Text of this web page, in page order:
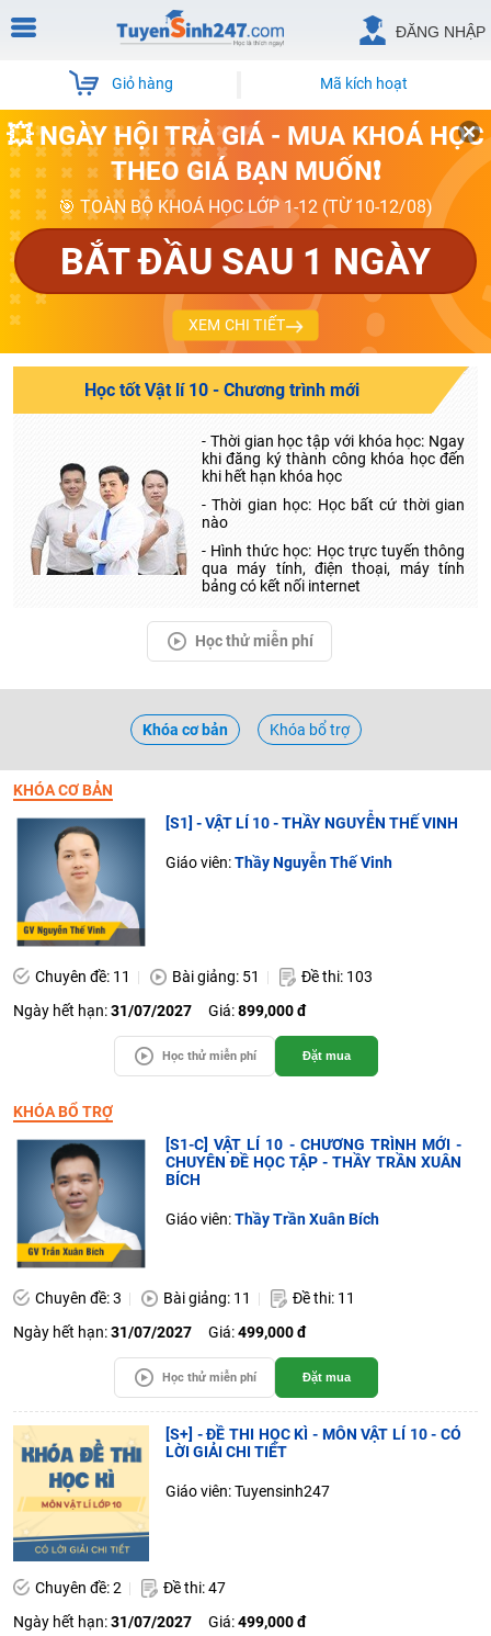
ĐĂNG NHẬP
Giỏ hàng Mã kích hoạt
💥 NGÀY HỘI TRẢ GIÁ - MUA KHOÁ HỌC
THEO GIÁ BẠN MUỐN❗
🎯 TOÀN BỘ KHOÁ HỌC LỚP 1-12 (TỪ 10-12/08)
BẮT ĐẦU SAU 1 NGÀY
XEM CHI TIẾT
Học tốt Vật lí 10 - Chương trình mới
- Thời gian học tập với khóa học: Ngay
khi đăng ký thành công khóa học đến
khi hết hạn khóa học
- Thời gian học: Học bất cứ thời gian
nào
- Hình thức học: Học trực tuyến thông
qua máy tính, điện thoại, máy tính
bảng có kết nối internet
Học thử miễn phí
Khóa cơ bản Khóa bổ trợ
KHÓA CƠ BẢN
[S1] - VẬT LÍ 10 - THẦY NGUYỄN THẾ VINH
Giáo viên:Thầy Nguyễn Thế Vinh
Chuyên đề: 11 Bài giảng: 51
Đề thi: 103
Ngày hết hạn:31/07/2027 Giá:899,000 đ
Học thử miễn phí Đặt mua
KHÓA BỔ TRỢ
[S1-C] VẬT LÍ 10 - CHƯƠNG TRÌNH MỚI -
CHUYÊN ĐỀ HỌC TẬP - THẦY TRẦN XUÂN
BÍCH
Giáo viên:Thầy Trần Xuân Bích
Chuyên đề: 3 Bài giảng: 11
Đề thi: 11
Ngày hết hạn:31/07/2027 Giá:499,000 đ
Học thử miễn phí Đặt mua
[S+] - ĐỀ THI HỌC KÌ - MÔN VẬT LÍ 10 - CÓ
LỜI GIẢI CHI TIẾT
Giáo viên: Tuyensinh247
Chuyên đề: 2
Đề thi: 47
Ngày hết hạn:31/07/2027 Giá:499,000 đ